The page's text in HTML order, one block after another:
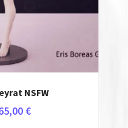
NSFW
NSFW
€